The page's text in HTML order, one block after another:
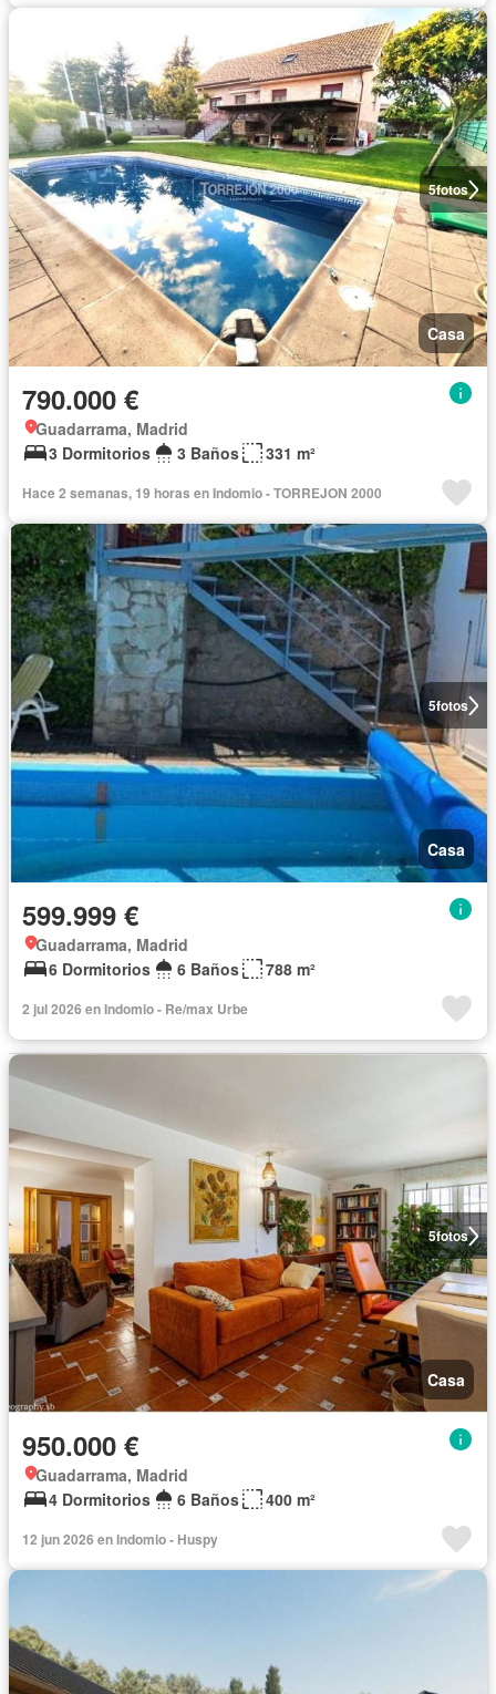
5fotos
Casa
790.000 €
Guadarrama, Madrid
3 Dormitorios
3 Baños 331 m²
Hace 2 semanas, 19 horas en Indomio - TORREJON 2000
5fotos
Casa
599.999 €
Guadarrama, Madrid
6 Dormitorios
6 Baños 788 m²
2 jul 2026 en Indomio - Re/max Urbe
5fotos
Casa
950.000 €
Guadarrama, Madrid
4 Dormitorios
6 Baños 400 m²
12 jun 2026 en Indomio - Huspy